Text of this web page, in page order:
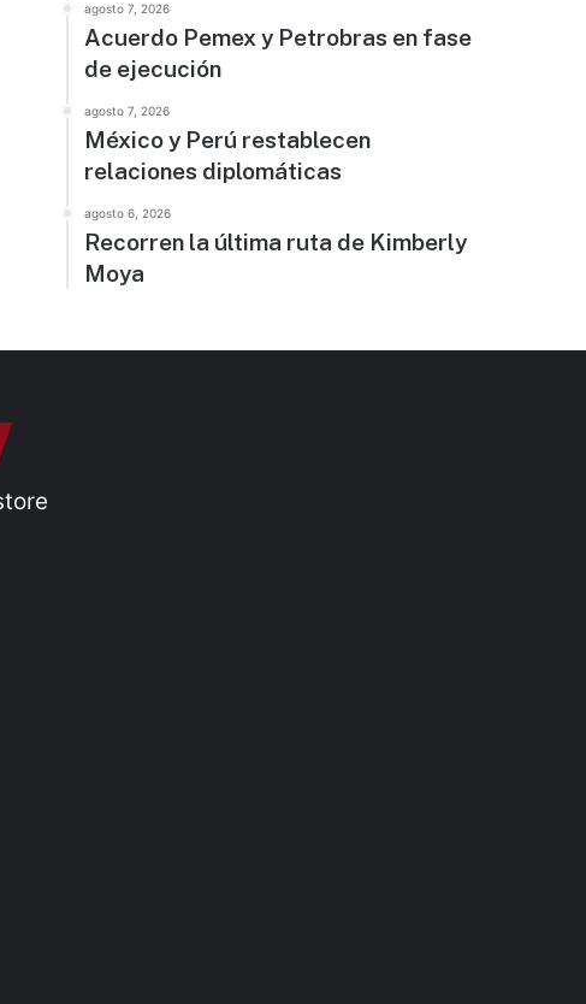
agosto 7, 2026
Acuerdo Pemex y Petrobras en fase
de ejecución
agosto 7, 2026
México y Perú restablecen
relaciones diplomáticas
agosto 6, 2026
Recorren la última ruta de Kimberly
Moya